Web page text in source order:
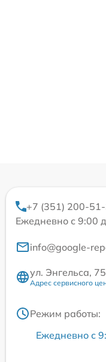
+7 (351) 200-
Ежедневно с 9:00
info@google-
ул. Энгельса, 75
Адрес сервисного
Режим работы:
Ежедневно с